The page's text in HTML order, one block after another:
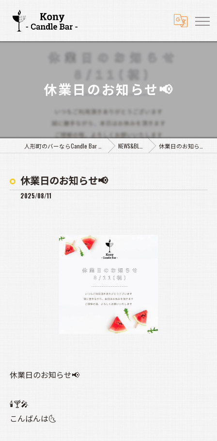
休業日のお知らせ📢
NEWS&BLOG 休業日のお知らせ📢
休業日のお知らせ📢
2025/08/11
休業日のお知らせ📢
🕯️🍸️🎤
こんばんは🌜️